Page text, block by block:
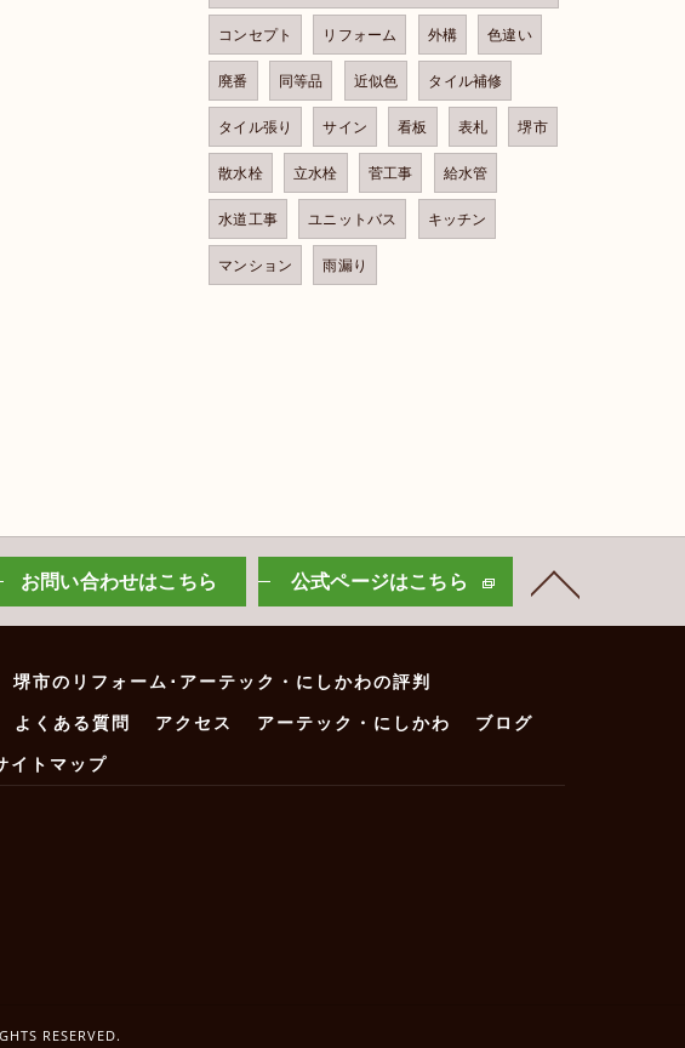
コンセプト リフォーム 外構 色違い
廃番 同等品 近似色 タイル補修
タイル張り サイン 看板 表札 堺市
散水栓 立水栓 菅工事 給水管
水道工事 ユニットバス キッチン
マンション 雨漏り
お問い合わせはこちら 公式ページはこちら
堺市のリフォーム･アーテック・にしかわの評判
よくある質問 アクセス アーテック・にしかわ
ブログ
イトマップ
RESERVED.